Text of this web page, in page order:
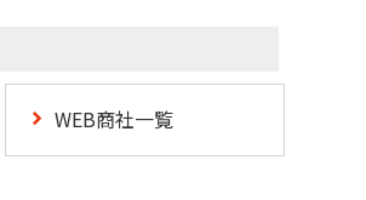
WEB商社一覧